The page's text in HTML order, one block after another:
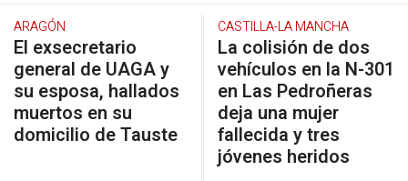
ARAGÓN
El exsecretario
general de UAGA y
su esposa, hallados
muertos en su
domicilio de Tauste
CASTILLA-LA MANCHA
La colisión de dos
vehículos en la N-301
en Las Pedroñeras
deja una mujer
fallecida y tres
jóvenes heridos